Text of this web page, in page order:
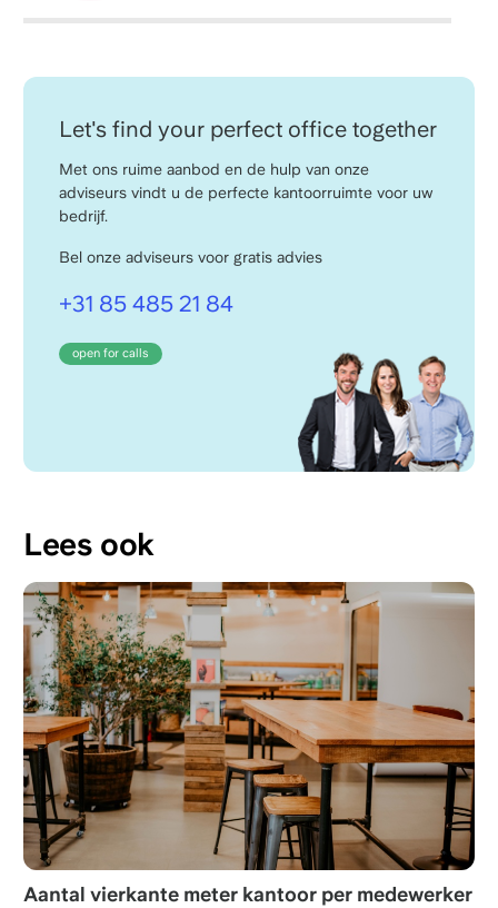
Let's find your perfect office together
Met ons ruime aanbod en de hulp van onze
adviseurs vindt u de perfecte kantoorruimte voor uw
bedrijf.
Bel onze adviseurs voor gratis advies
+31 85 485 21 84
open for calls
Lees ook
Aantal vierkante meter kantoor per medewerker